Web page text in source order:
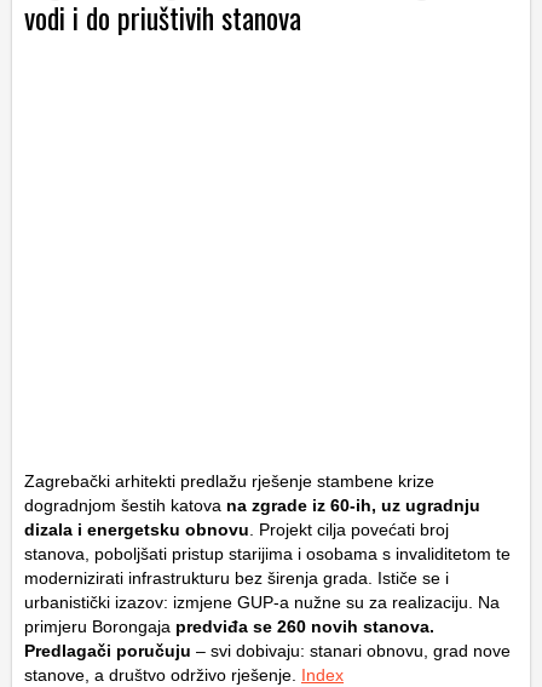
vodi i do priuštivih stanova
Zagrebački arhitekti predlažu rješenje stambene krize
dogradnjom šestih katova na zgrade iz 60-ih, uz ugradnju
dizala i energetsku obnovu. Projekt cilja povećati broj
stanova, poboljšati pristup starijima i osobama s invaliditetom te
modernizirati infrastrukturu bez širenja grada. Ističe se i
urbanistički izazov: izmjene GUP-a nužne su za realizaciju. Na
primjeru Borongaja predviđa se 260 novih stanova.
Predlagači poručuju – svi dobivaju: stanari obnovu, grad nove
stanove, a društvo održivo rješenje. Index